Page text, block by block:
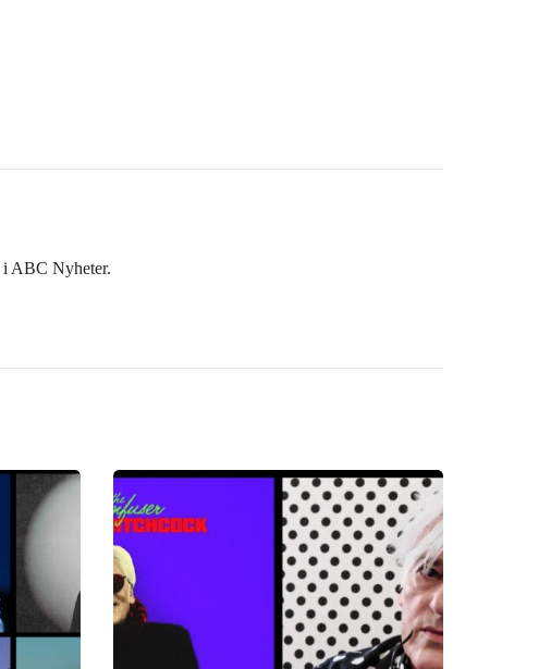
ABC Nyheter.